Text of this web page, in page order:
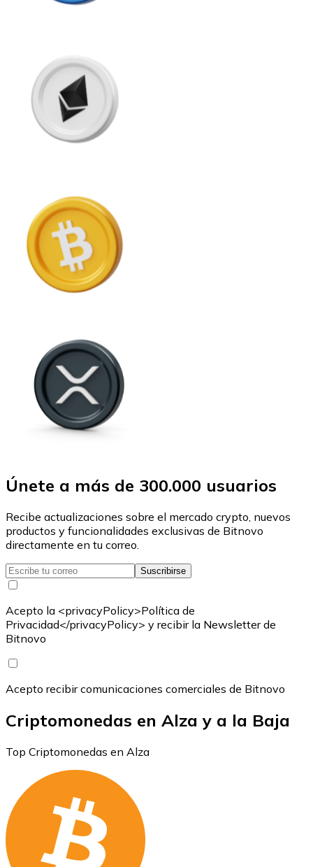
Únete a más de 300.000 usuarios
Recibe actualizaciones sobre el mercado crypto, nuevos
productos y funcionalidades exclusivas de Bitnovo
directamente en tu correo.
Suscribirse
Acepto la <privacyPolicy>Política de
Privacidad</privacyPolicy> y recibir la Newsletter de
Bitnovo
Acepto recibir comunicaciones comerciales de Bitnovo
Criptomonedas en Alza y a la Baja
Top Criptomonedas en Alza